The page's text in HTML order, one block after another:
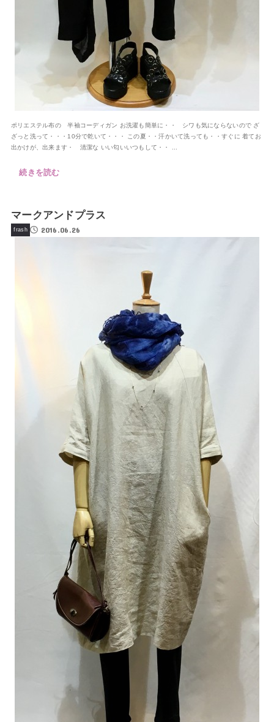
ポリエステル布の 半袖コーディガン お洗濯も簡単に・・ シワも気にならないので ざ
ざっと洗って・・・10分で乾いて・・・ この夏・・汗かいて洗っても・・すぐに 着てお
出かけが、出来ます・ 清潔な いい匂いいつもして・・ ...
続きを読む
マークアンドプラス
frash 2016.06.26